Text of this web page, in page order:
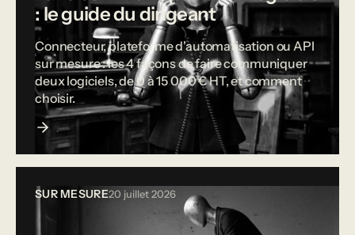
: le guide du dirigeant
Connecteur, plateforme d'automatisation ou API
sur mesure : les 4 façons de faire communiquer
deux logiciels, de 0 à 15 000 € HT, et comment
choisir.
SUR MESURE20 juillet 2026